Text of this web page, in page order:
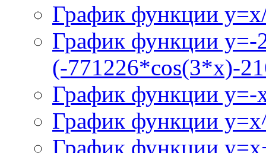
График функции
График функции y=-
(-771226*cos(3*x)-
График функции
График функции
График функции